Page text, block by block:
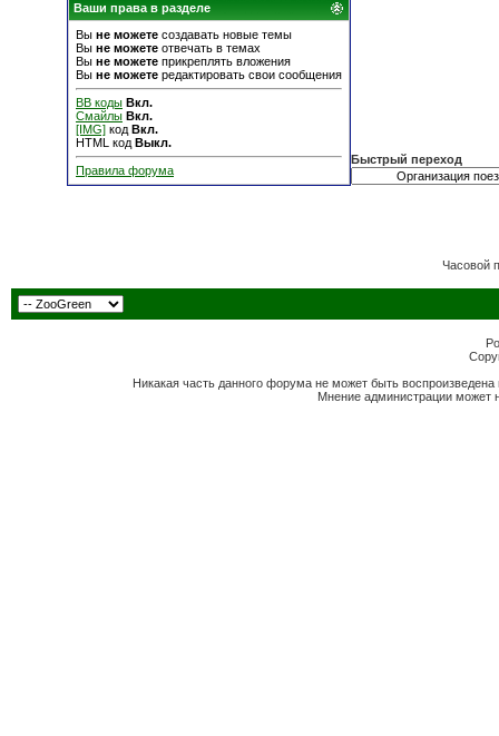
Ваши права в разделе
Вы не можете создавать новые темы
Вы не можете отвечать в темах
Вы не можете прикреплять вложения
Вы не можете редактировать свои сообщения
BB коды Вкл.
Смайлы Вкл.
[IMG] код Вкл.
HTML код Выкл.
Правила форума
Быстрый переход
Часовой
Никакая часть данного форума не может быть
Мнение администрации может